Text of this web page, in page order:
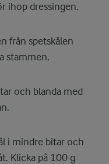
ihop dressingen.
från spetskålen
stammen.
och blanda med
i mindre bitar och
Klicka på 100 g